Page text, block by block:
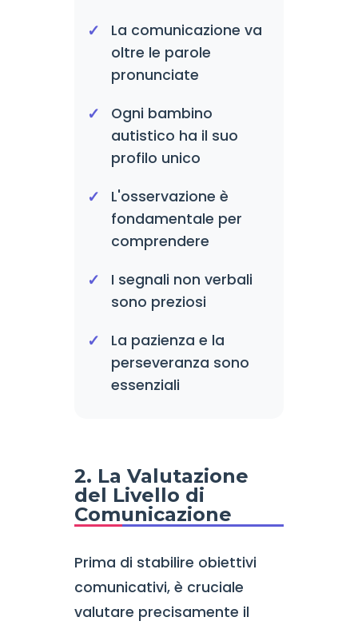
La comunicazione va
oltre le parole
pronunciate
Ogni bambino
autistico ha il suo
profilo unico
L'osservazione è
fondamentale per
comprendere
I segnali non verbali
sono preziosi
La pazienza e la
perseveranza sono
essenziali
2. La Valutazione
del Livello di
Comunicazione
Prima di stabilire obiettivi
comunicativi, è cruciale
valutare precisamente il